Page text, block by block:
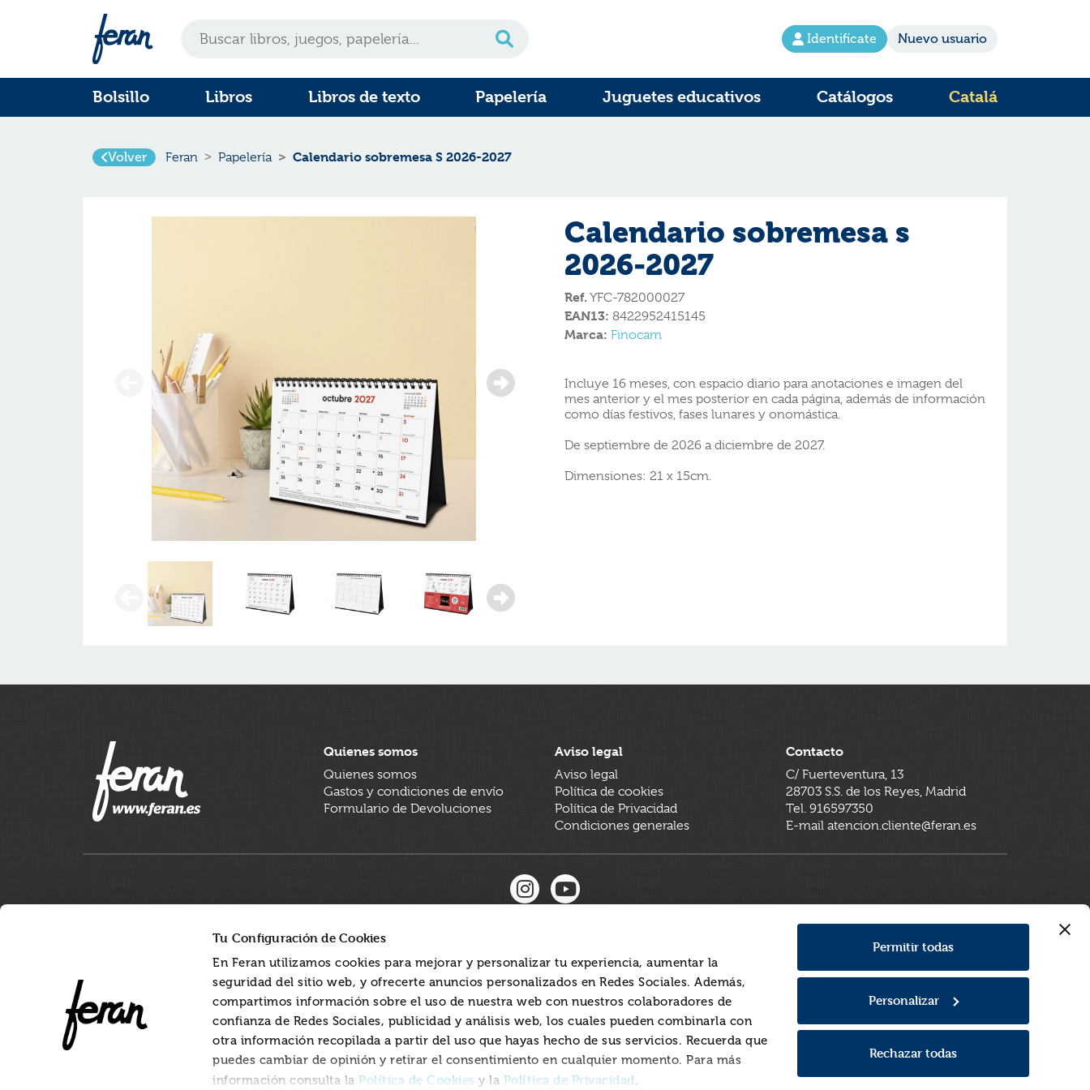
Tu Configuración de Cookies
En Feran utilizamos cookies para mejorar y personalizar tu experiencia, aumentar la
seguridad del sitio web, y ofrecerte anuncios personalizados en Redes Sociales. Además,
compartimos información sobre el uso de nuestra web con nuestros colaboradores de
confianza de Redes Sociales, publicidad y análisis web, los cuales pueden combinarla con
otra información recopilada a partir del uso que hayas hecho de sus servicios. Recuerda que
puedes cambiar de opinión y retirar el consentimiento en cualquier momento. Para más
información consulta laPolítica de Cookies y la Política de Privacidad.
Permitir todas
Personalizar
Rechazar todas
Identifícate Nuevo usuario
Bolsillo Libros Libros de texto Papelería Juguetes educativos Catálogos Catalá
Volver Feran Papelería Calendario sobremesa S 2026-2027
Calendario sobremesa s
2026-2027
Ref. YFC-782000027
EAN13: 8422952415145
Marca: Finocam
Incluye 16 meses, con espacio diario para anotaciones e imagen del
mes anterior y el mes posterior en cada página, además de información
como días festivos, fases lunares y onomástica.
De septiembre de 2026 a diciembre de 2027.
Dimensiones: 21 x 15cm.
Quienes somos
Quienes somos
Gastos y condiciones de envío
Formulario de Devoluciones
Aviso legal
Aviso legal
Política de cookies
Política de Privacidad
Condiciones generales
Contacto
C/ Fuerteventura, 13
28703 S.S. de los Reyes, Madrid
Tel. 916597350
E-mail atencion.cliente@feran.es